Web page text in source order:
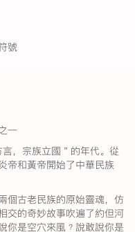
號
一
，宗族立國＂的年代。從
帝和黃帝開始了中華民族
個古老民族的原始靈魂，仿
交的奇妙故事吹遍了約但河
你是空穴來風﹖說敢說你是